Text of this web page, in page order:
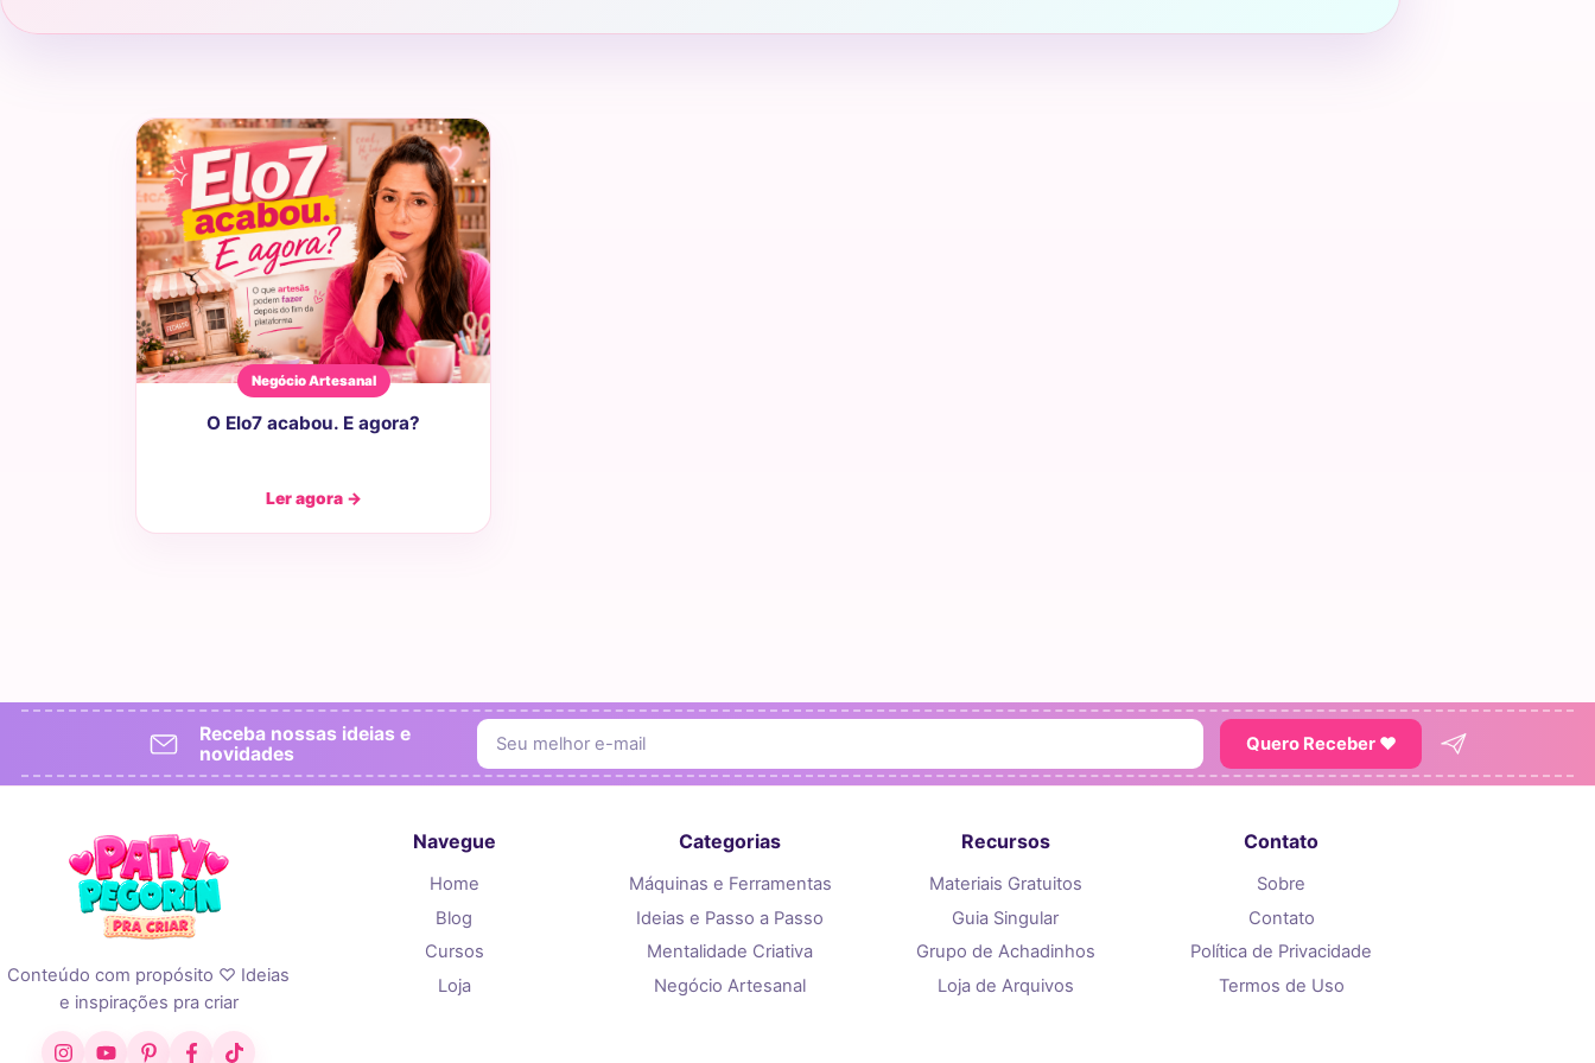
Negócio Artesanal
O Elo7 acabou. E agora?
Ler agora →
Receba nossas ideias e
novidades
Quero Receber ♥
Conteúdo com propósito ♡ Ideias
e inspirações pra criar
InstagramYouTubePinterestFacebook
TikTok
Navegue
Home
Blog
Cursos
Loja
Categorias
Máquinas e Ferramentas
Ideias e Passo a Passo
Mentalidade Criativa
Negócio Artesanal
Recursos
Materiais Gratuitos
Guia Singular
Grupo de Achadinhos
Loja de Arquivos
Contato
Sobre
Contato
Política de Privacidade
Termos de Uso